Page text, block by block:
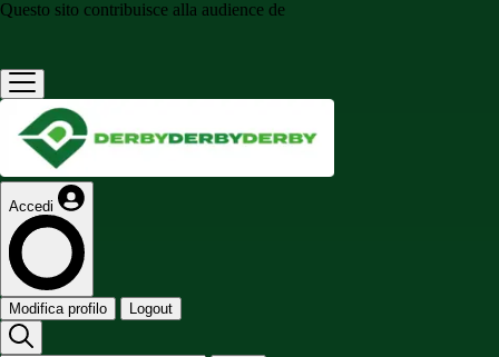
Questo sito contribuisce alla audience de
Accedi
Modifica profilo Logout